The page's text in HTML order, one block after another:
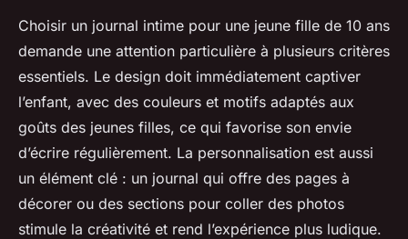
Choisir un journal intime pour une jeune fille de 10 ans
demande une attention particulière à plusieurs critères
essentiels. Le design doit immédiatement captiver
l’enfant, avec des couleurs et motifs adaptés aux
goûts des jeunes filles, ce qui favorise son envie
d’écrire régulièrement. La personnalisation est aussi
un élément clé : un journal qui offre des pages à
décorer ou des sections pour coller des photos
stimule la créativité et rend l’expérience plus ludique.